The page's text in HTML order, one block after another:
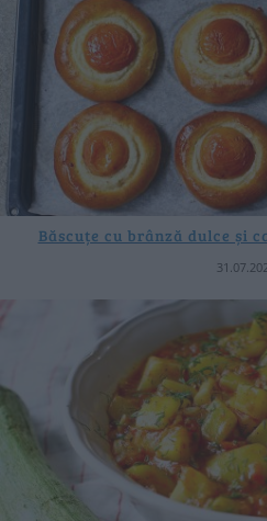
Băscuțe cu brânză dulce și